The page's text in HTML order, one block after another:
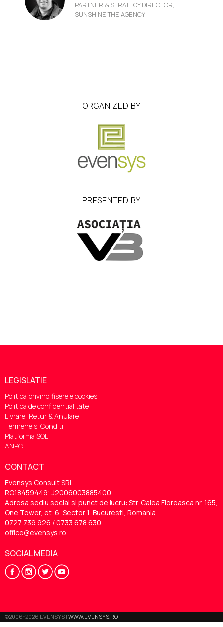
PARTNER & STRATEGY DIRECTOR,
SUNSHINE THE AGENCY
ORGANIZED BY
PRESENTED BY
LEGISLATIE
Politica privind fiserele cookies
Politica de confidentialitate
Livrare, Retur & Anulare
Termene si Conditii
Platforma SOL
ANPC
CONTACT
Evensys Consult SRL
RO18459449; J2006003885400
Adresa sediu social si punct de lucru: Str. Calea Floreasca nr. 165,
One Tower, et. 6, Sector 1, Bucuresti, Romania
0727 739 926 / 0733 678 630
office@evensys.ro
SOCIAL MEDIA
©2006-2026 EVENSYS | WWW.EVENSYS.RO